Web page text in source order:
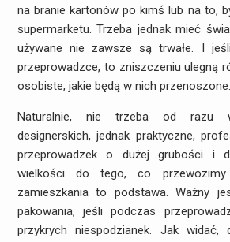
na branie kartonów po kimś lub na to,
supermarketu. Trzeba jednak mieć
używane nie zawsze są trwałe. I
przeprowadzce, to zniszczeniu ulegną
osobiste, jakie będą w nich przenoszone.
Naturalnie, nie trzeba od razu
designerskich, jednak praktyczne,
przeprowadzek o dużej grubości i
wielkości do tego, co
zamieszkania to podstawa. Ważny
pakowania, jeśli podczas
przykrych niespodzianek. Jak